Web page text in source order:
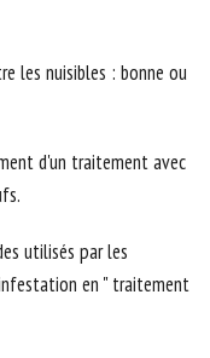
les nuisibles : bonne ou
d'un traitement avec
utilisés par les
en " traitement